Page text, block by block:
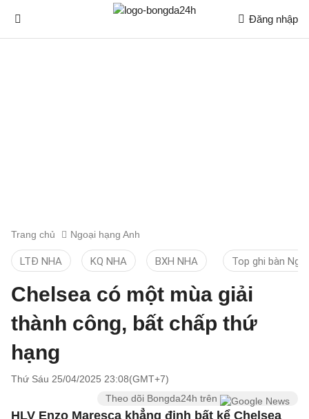
Đăng nhập
Trang chủ Ngoại hạng Anh
LTĐ NHA KQ NHA BXH NHA Top ghi bàn
Chelsea có một mùa giải
thành công, bất chấp thứ
hạng
Thứ Sáu 25/04/2025 23:08(GMT+7)
Theo dõi Bongda24h trên
HLV Enzo Maresca khẳng định bất kể Chelsea